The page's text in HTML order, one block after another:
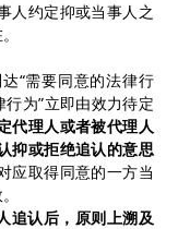
人约定抑或当事人之
“需要同意的法律行
行为”立即由效力待定
代理人或者被代理人
抑或拒绝追认的意思
应取得同意的一方当
追认后，原则上溯及